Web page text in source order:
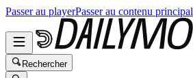
Passer au playerPasser au contenu principal
Rechercher